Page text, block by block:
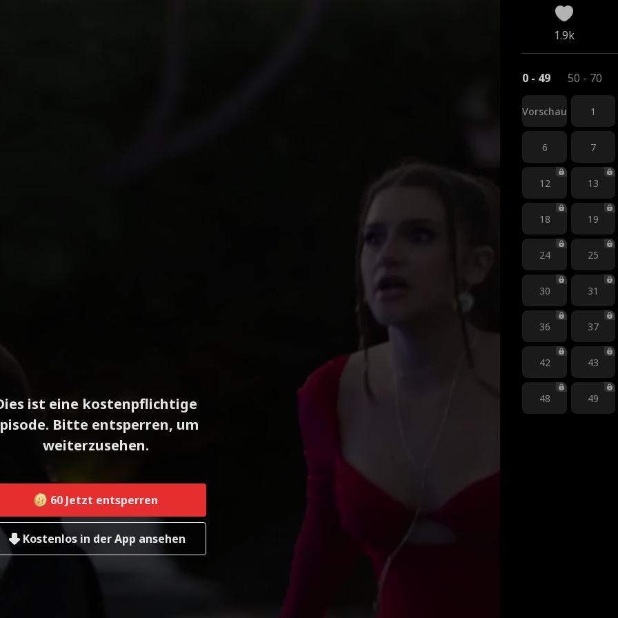
ist eine kostenpflichtige
Bitte entsperren, um
weiterzusehen.
60 Jetzt entsperren
Kostenlos in der App ansehen
1.9k
0 - 49 50 - 70
Vorschau 1
6 7
12 13
18 19
24 25
30 31
36 37
42 43
48 49